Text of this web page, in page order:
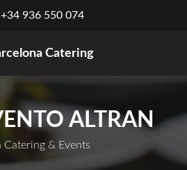
+34 936 550 074
ALTRAN
Catering & Events